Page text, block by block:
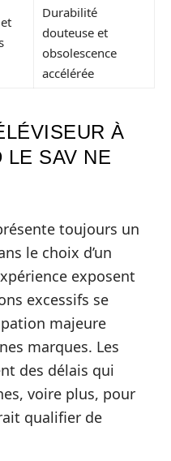
Durabilité
douteuse et
obsolescence
accélérée
À
LE SAV NE
toujours un
le choix d’un
exposent
excessifs se
majeure
marques. Les
des délais qui
voire plus, pour
qualifier de